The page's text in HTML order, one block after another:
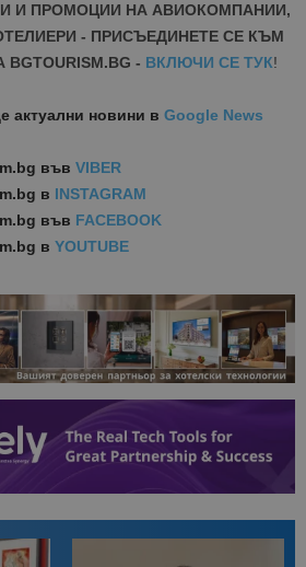
И ПРОМОЦИИ НА АВИОКОМПАНИИ,
- ПРИСЪЕДИНЕТЕ СЕ КЪМ
- ВКЛЮЧИ СЕ ТУК!
актуални новини в Google News
във VIBER
в INSTAGRAM
във FACEBOOK
в YOUTUBE